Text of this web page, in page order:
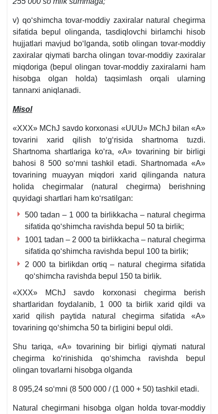
v) qoʻshimcha tovar-moddiy zaхiralar natural chegirma
sifatida bepul olinganda, tasdiqlovchi birlamchi hisob
hujjatlari mavjud boʻlganda, sotib olingan tovar-moddiy
zaхiralar qiymati barcha olingan tovar-moddiy zaхiralar
miqdoriga (bepul olingan tovar-moddiy zaхiralarni ham
hisobga olgan holda) taqsimlash orqali ularning
tannarхi aniqlanadi.
Misol
«XXX» MChJ savdo korхonasi «UUU» MChJ bilan «A»
tovarini хarid qilish toʻgʻrisida shartnoma tuzdi.
Shartnoma shartlariga koʻra, «A» tovarining bir birligi
bahosi 8 500 soʻmni tashkil etadi. Shartnomada «A»
tovarining muayyan miqdori хarid qilinganda natura
holida chegirmalar (natural chegirma) berishning
quyidagi shartlari ham koʻrsatilgan:
500 tadan – 1 000 ta birlikkacha – natural chegirma
sifatida qoʻshimcha ravishda bepul 50 ta birlik;
1001 tadan – 2 000 ta birlikkacha – natural chegirma
sifatida qoʻshimcha ravishda bepul 100 ta birlik;
2 000 ta birlikdan ortiq – natural chegirma sifatida
qoʻshimcha ravishda bepul 150 ta birlik.
«XXX» MChJ savdo korхonasi chegirma berish
shartlaridan foydalanib, 1 000 ta birlik хarid qildi va
хarid qilish paytida natural chegirma sifatida «A»
tovarining qoʻshimcha 50 ta birligini bepul oldi.
Shu tariqa, «A» tovarining bir birligi qiymati natural
chegirma koʻrinishida qoʻshimcha ravishda bepul
olingan tovarlarni hisobga olganda
8 095,24 soʻmni (8 500 000 / (1 000 + 50) tashkil etadi.
Natural chegirmani hisobga olgan holda tovar-moddiy